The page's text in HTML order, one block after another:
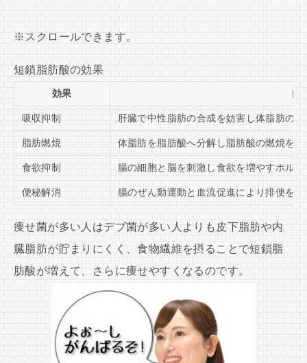
短鎖脂肪酸の効果
効果 内
吸収抑制 肝臓で中性脂肪の合成を妨害し体脂肪の
脂肪燃焼 体脂肪を脂肪酸へ分解し脂肪酸の燃焼を促
食欲抑制 腸の細胞と脳を刺激し食欲を増やすホル
便秘解消 腸のぜん動運動と血流促進により排便を
痩せ菌が多い人はデブ菌が多い人よりも皮下脂肪や内
臓脂肪が貯まりにくく、食物繊維を摂ることで短鎖脂
肪酸が増えて、さらに痩せやすくなるのです。